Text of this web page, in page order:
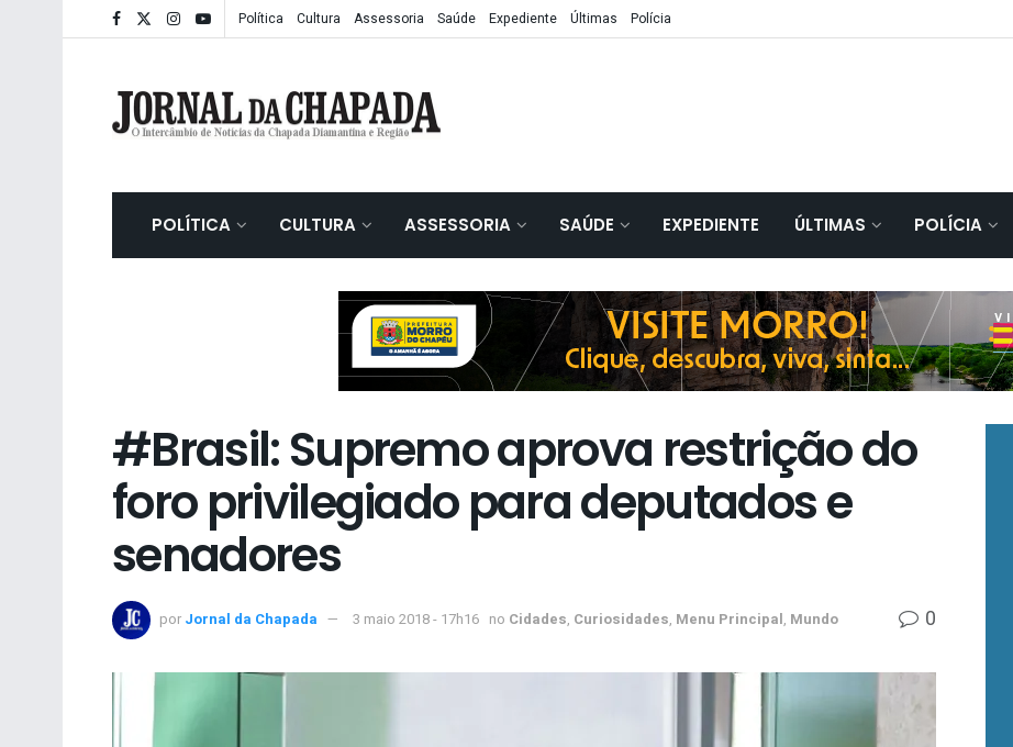
Política Cultura Assessoria Saúde Expediente Últimas Polícia
POLÍTICA CULTURA ASSESSORIA SAÚDE EXPEDIENTE ÚLTIMAS POLÍCIA
#Brasil: Supremo aprova restrição do
foro privilegiado para deputados e
senadores
por Jornal da Chapada 3 maio 2018 - 17h16 no Cidades, Curiosidades, Menu Principal, Mundo 0